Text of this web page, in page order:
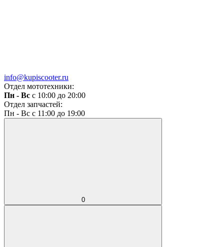
info@kupiscooter.ru
Отдел мототехники:
Пн - Вс с 10:00 до 20:00
Отдел запчастей:
Пн - Вс с 11:00 до 19:00
0